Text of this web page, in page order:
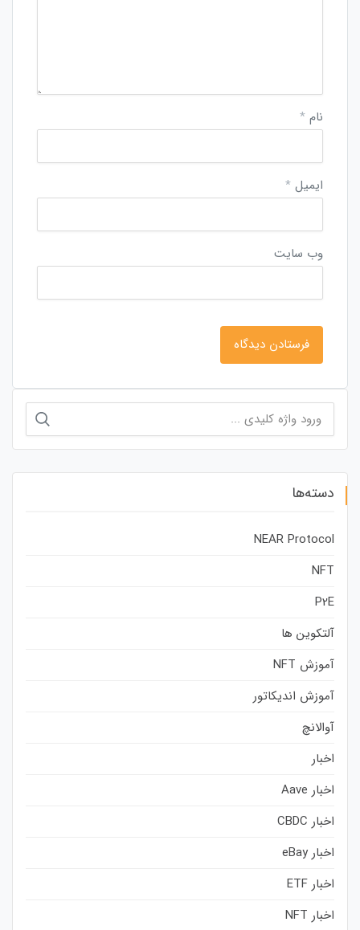
نام *
ایمیل *
وب‌ سایت
برای:
دسته‌ها
NEAR Protocol
NFT
P2E
آلتکوین ها
آموزش NFT
آموزش اندیکاتور
آوالانچ
اخبار
اخبار Aave
اخبار CBDC
اخبار eBay
اخبار ETF
اخبار NFT